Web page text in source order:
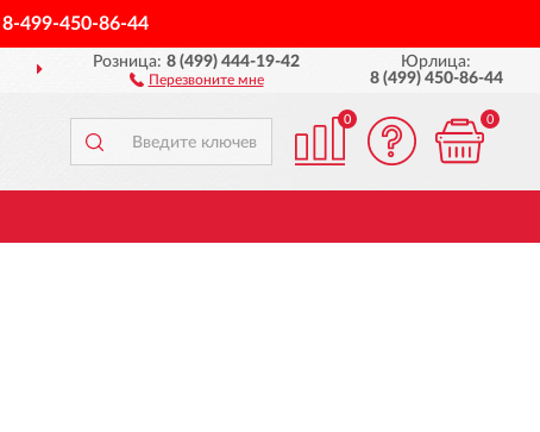
8-499-450-86-44
ПО ВСЕЙ РОССИИ
Розница:8 (499) 444-19-42
Перезвоните мне
Юрлица:
8 (499) 450-86-44
0 0